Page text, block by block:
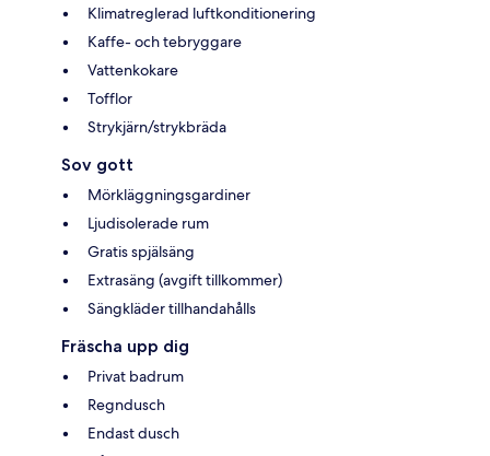
Klimatreglerad luftkonditionering
Kaffe- och tebryggare
Vattenkokare
Tofflor
Strykjärn/strykbräda
Sov gott
Mörkläggningsgardiner
Ljudisolerade rum
Gratis spjälsäng
Extrasäng (avgift tillkommer)
Sängkläder tillhandahålls
Fräscha upp dig
Privat badrum
Regndusch
Endast dusch